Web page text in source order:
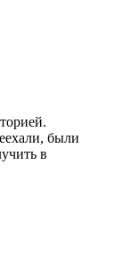
были
в